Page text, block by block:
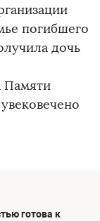
погибшего
дочь
Памяти
готова к